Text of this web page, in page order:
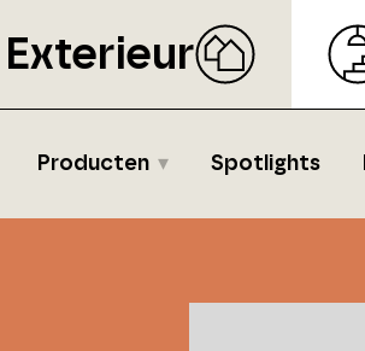
Exterieur
Producten Spotlights